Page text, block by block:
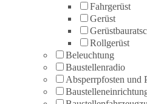
Fahrgerüst
Gerüst
Rollgerüst
Beleuchtung
Baustellenradio
Absperrpfosten und